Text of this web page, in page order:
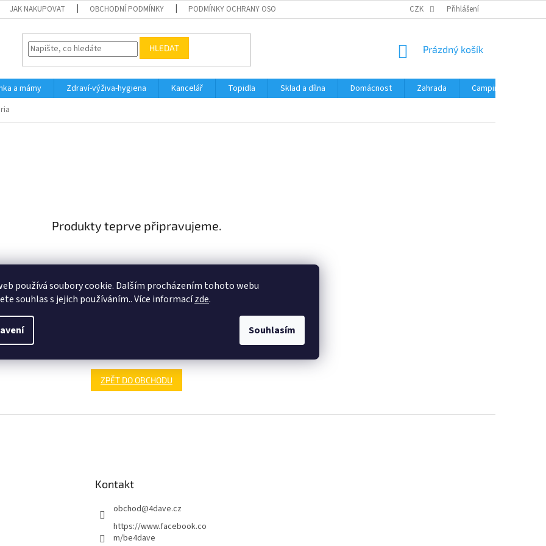
používá soubory cookie. Dalším procházením tohoto webu
souhlas s jejich používáním.. Více informacízde.
Souhlasím
JAK NAKUPOVAT OBCHODNÍ PODMÍNKY PODMÍNKY OCHRANY OSOBNÍCH ÚDAJŮ CZK Přihlášení
HLEDAT
NÁKUPNÍ
Prázdný košík
a mámy Zdraví-výživa-hygiena Kancelář Topidla Sklad a dílna Domácnost Zahrada Camping
Produkty teprve připravujeme.
Můžete se ale podívat na ostatní kategorie.
ZPĚT DO OBCHODU
Kontakt
obchod@4dave.cz
https://www.facebook.co
m/be4dave